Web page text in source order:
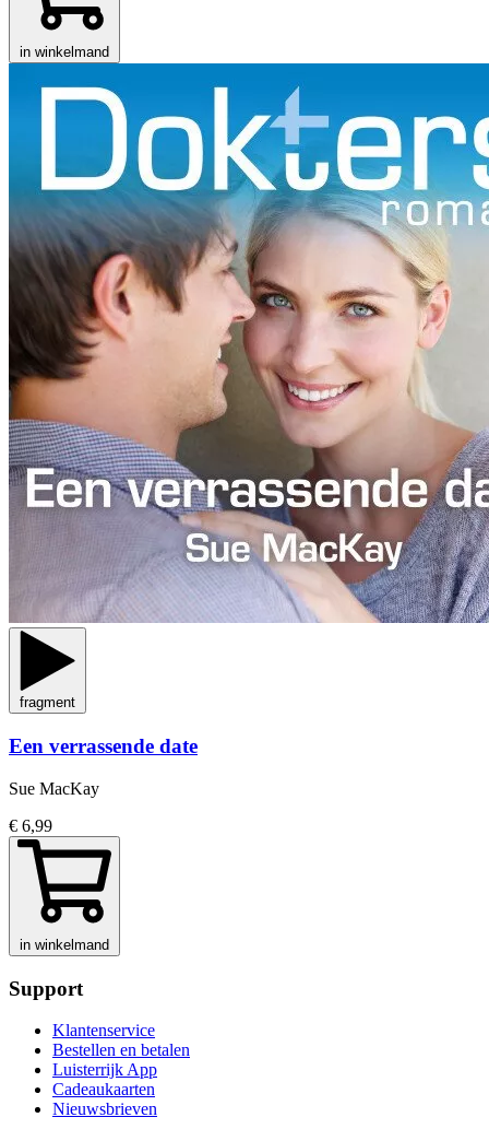
in winkelmand
fragment
Een verrassende date
Sue MacKay
€ 6,99
in winkelmand
Support
Klantenservice
Bestellen en betalen
Luisterrijk App
Cadeaukaarten
Nieuwsbrieven